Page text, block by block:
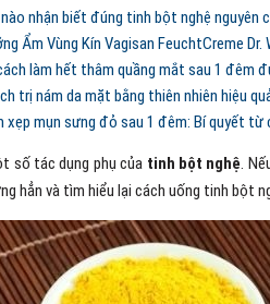
nhận biết đúng tinh bột nghệ nguyên
Ẩm Vùng Kín Vagisan FeuchtCreme
làm hết thâm quầng mắt sau 1 đêm
trị nám da mặt bằng thiên nhiên hiệu
xẹp mụn sưng đỏ sau 1 đêm: Bí quyết từ
số tác dụng phụ của tinh bột nghệ.
hẳn và tìm hiểu lại cách uống tinh bột